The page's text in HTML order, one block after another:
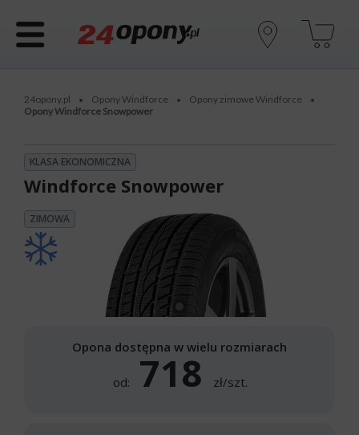
24opony.pl • Opony Windforce • Opony zimowe Windforce •
Opony Windforce Snowpower
KLASA EKONOMICZNA
Windforce Snowpower
ZIMOWA
Opona dostępna w wielu rozmiarach
od: 718 zł/szt.